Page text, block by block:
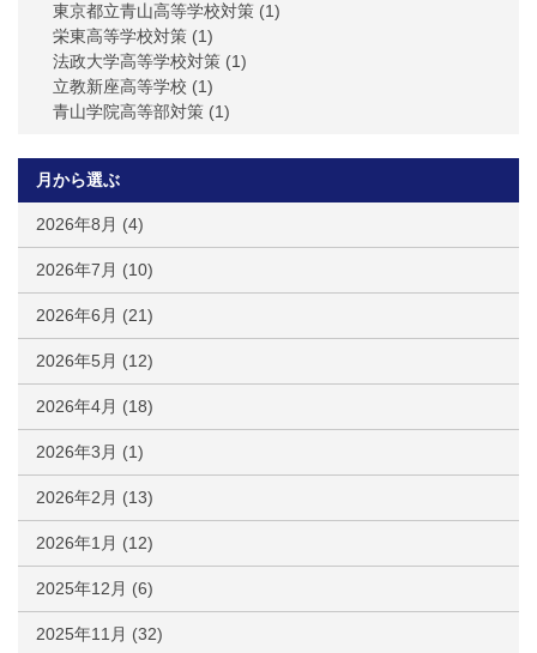
東京都立青山高等学校対策 (1)
栄東高等学校対策 (1)
法政大学高等学校対策 (1)
立教新座高等学校 (1)
青山学院高等部対策 (1)
月から選ぶ
2026年8月 (4)
2026年7月 (10)
2026年6月 (21)
2026年5月 (12)
2026年4月 (18)
2026年3月 (1)
2026年2月 (13)
2026年1月 (12)
2025年12月 (6)
2025年11月 (32)